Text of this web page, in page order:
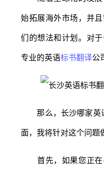
始拓展海外市场，并
们的想法和计划。对
专业的英语标书翻译公
那么，长沙哪家英
面，我将针对这个问题
首先，如果您正在